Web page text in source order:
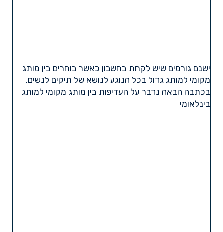
ישנם גורמים שיש לקחת בחשבון כאשר בוחרים בין מותג
מקומי למותג גדול בכל הנוגע לנושא של תיקים לנשים.
בכתבה הבאה נדבר על העדיפות בין מותג מקומי למותג
בינלאומי